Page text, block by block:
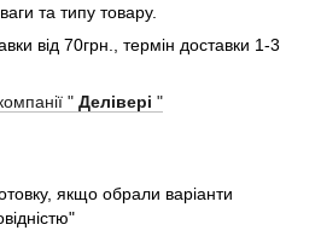
та типу товару.
від 70грн., термін доставки 1-3
" Делівері "
якщо обрали варіанти